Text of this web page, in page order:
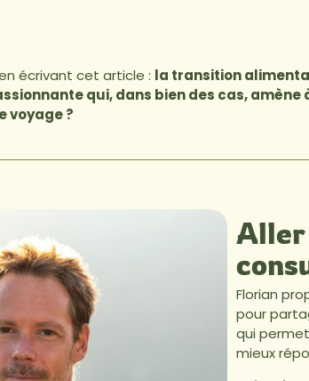
écrivant cet article : la transition
qui, dans bien des cas,
voyage ?
Aller
Florian
pour
qui
mieux